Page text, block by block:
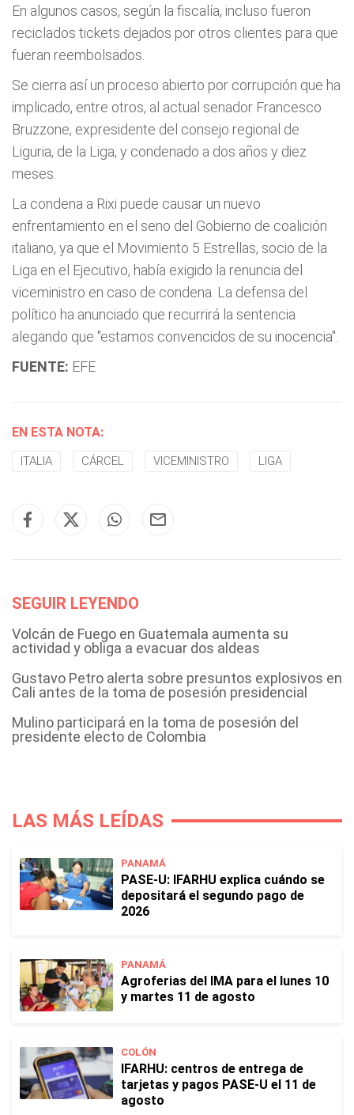
En algunos casos, según la fiscalía, incluso fueron
reciclados tickets dejados por otros clientes para que
fueran reembolsados.
Se cierra así un proceso abierto por corrupción que ha
implicado, entre otros, al actual senador Francesco
Bruzzone, expresidente del consejo regional de
Liguria, de la Liga, y condenado a dos años y diez
meses.
La condena a Rixi puede causar un nuevo
enfrentamiento en el seno del Gobierno de coalición
italiano, ya que el Movimiento 5 Estrellas, socio de la
Liga en el Ejecutivo, había exigido la renuncia del
viceministro en caso de condena. La defensa del
político ha anunciado que recurrirá la sentencia
alegando que "estamos convencidos de su inocencia".
FUENTE: EFE
EN ESTA NOTA:
ITALIA CÁRCEL VICEMINISTRO LIGA
SEGUIR LEYENDO
Volcán de Fuego en Guatemala aumenta su
actividad y obliga a evacuar dos aldeas
Gustavo Petro alerta sobre presuntos explosivos en
Cali antes de la toma de posesión presidencial
Mulino participará en la toma de posesión del
presidente electo de Colombia
LAS MÁS LEÍDAS
PANAMÁ
PASE-U: IFARHU explica cuándo se
depositará el segundo pago de
2026
PANAMÁ
Agroferias del IMA para el lunes 10
y martes 11 de agosto
COLÓN
IFARHU: centros de entrega de
tarjetas y pagos PASE-U el 11 de
agosto